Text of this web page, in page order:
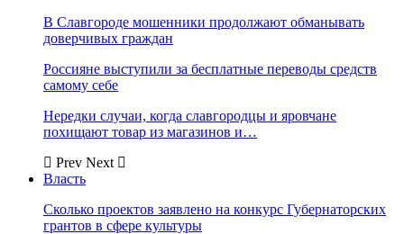
В Славгороде мошенники продолжают обманывать
доверчивых граждан
Россияне выступили за бесплатные переводы средств
самому себе
Нередки случаи, когда славгородцы и яровчане
похищают товар из магазинов и…
Prev Next
Власть
Сколько проектов заявлено на конкурс Губернаторских
грантов в сфере культуры